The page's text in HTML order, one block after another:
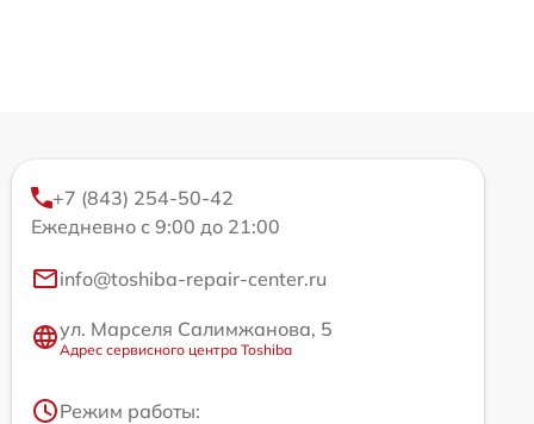
+7 (843) 254-50-42
Ежедневно с 9:00 до 21:00
info@toshiba-repair-center.ru
ул. Марселя Салимжанова, 5
Адрес сервисного центра Toshiba
Режим работы: